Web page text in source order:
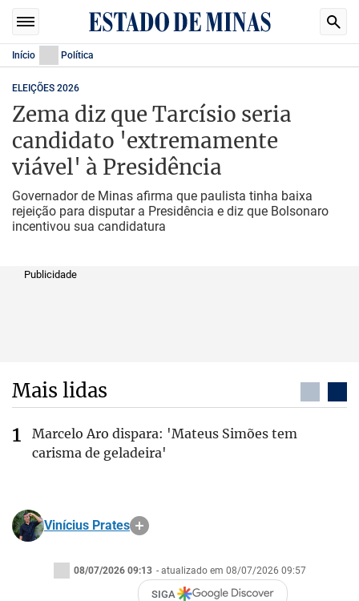
Início Política
ELEIÇÕES 2026
Zema diz que Tarcísio seria
candidato 'extremamente
viável' à Presidência
Governador de Minas afirma que paulista tinha baixa
rejeição para disputar a Presidência e diz que Bolsonaro
incentivou sua candidatura
Publicidade
Mais lidas
Marcelo Aro dispara: 'Mateus Simões tem
carisma de geladeira'
Vinícius Prates
08/07/2026 09:13 - atualizado em 08/07/2026 09:57
SIGA